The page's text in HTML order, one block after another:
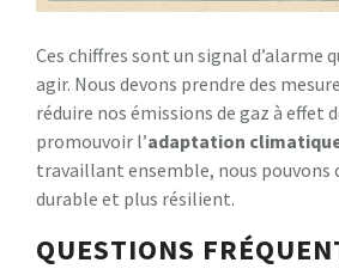
Ces chiffres sont un signal d’alarme
agir. Nous devons prendre des
réduire nos émissions de gaz à effet
promouvoir l’adaptation
travaillant ensemble, nous pouvons
durable et plus résilient.
QUESTIONS